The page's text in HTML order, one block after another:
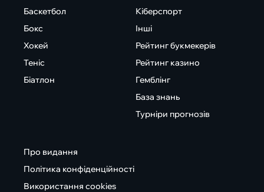
Баскетбол
Бокс
Хокей
Теніс
Біатлон
Кіберспорт
Інші
Рейтинг букмекерів
Рейтинг казино
Гемблінг
База знань
Турніри прогнозів
Про видання
Політика конфіденційності
Використання cookies